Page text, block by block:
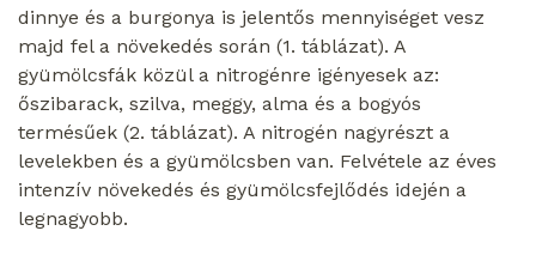
dinnye és a burgonya is jelentős mennyiséget vesz
majd fel a növekedés során (1. táblázat). A
gyümölcsfák közül a nitrogénre igényesek az:
őszibarack, szilva, meggy, alma és a bogyós
termésűek (2. táblázat). A nitrogén nagyrészt a
levelekben és a gyümölcsben van. Felvétele az éves
intenzív növekedés és gyümölcsfejlődés idején a
legnagyobb.